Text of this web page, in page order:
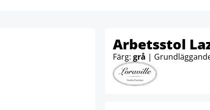
Arbetsstol
Färg: grå |